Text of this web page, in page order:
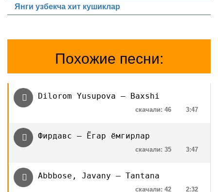
Янги узбекча хит кушиклар
Похожие песни:
Dilorom Yusupova — Baxshi
3:47
скачали: 46
Фирдавс — Ёгар ёмгирлар
3:47
скачали: 35
Abbbose, Javany — Tantana
2:32
скачали: 42